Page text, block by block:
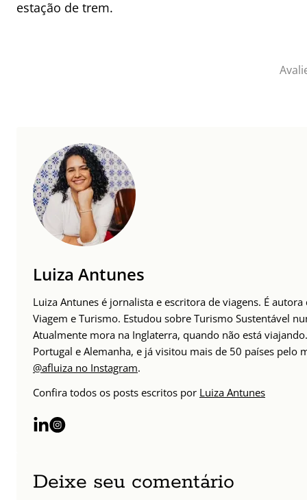
estação de trem.
Luiza Antunes
Luiza Antunes é jornalista e escritora de viagens. É
Viagem e Turismo. Estudou sobre Turismo Sustentável
Atualmente mora na Inglaterra, quando não está
Portugal e Alemanha, e já visitou mais de 50 países pelo
@afluiza no Instagram.
Confira todos os posts escritos por Luiza Antunes
Deixe seu comentário